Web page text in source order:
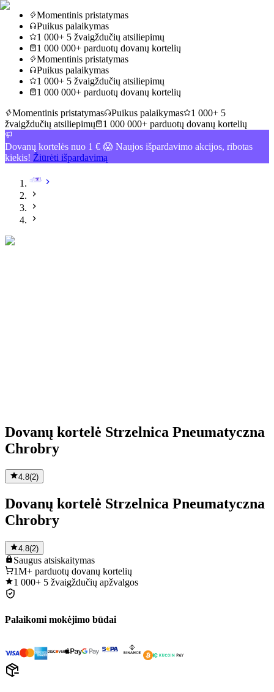
Momentinis pristatymas
Puikus palaikymas
1 000+ 5 žvaigždučių atsiliepimų
1 000 000+ parduotų dovanų kortelių
Momentinis pristatymas
Puikus palaikymas
1 000+ 5 žvaigždučių atsiliepimų
1 000 000+ parduotų dovanų kortelių
Momentinis pristatymas
Puikus palaikymas
1 000+ 5
žvaigždučių atsiliepimų
1 000 000+ parduotų dovanų kortelių
Dovanų kortelės nuo 1 € 😱 Naujos išpardavimo akcijos, ribotas
kiekis! Žiūrėti išpardavimą
Dovanų kortelė Strzelnica Pneumatyczna
Chrobry
4.8(2)
Dovanų kortelė Strzelnica Pneumatyczna
Chrobry
4.8(2)
Saugus atsiskaitymas
1M+ parduotų dovanų kortelių
1 000+ 5 žvaigždučių apžvalgos
Palaikomi mokėjimo būdai